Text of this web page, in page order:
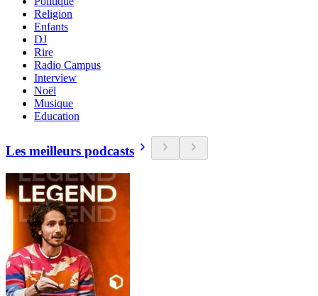
Religion
Enfants
DJ
Rire
Radio Campus
Interview
Noël
Musique
Education
Les meilleurs podcasts